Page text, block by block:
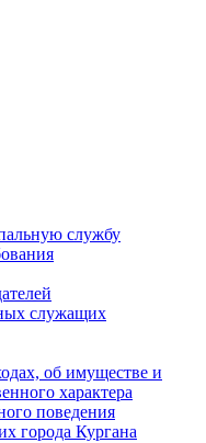
службу
служащих
об имуществе и
характера
поведения
города Кургана